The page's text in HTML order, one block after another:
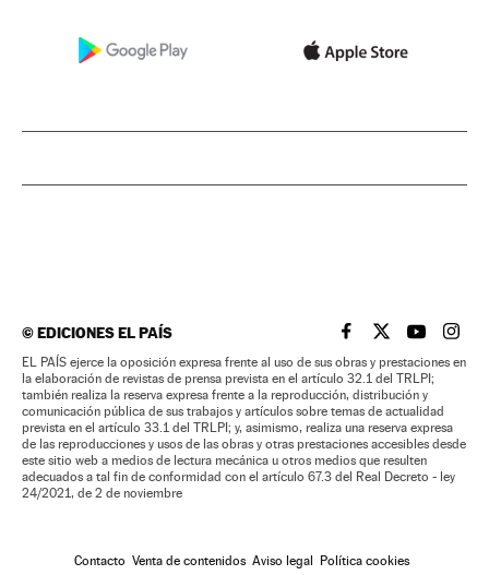
©EDICIONES EL PAÍS EL PAÍS BRASIL EN
EL PAÍSEL PAÍS
EL
EL PAÍS ejerce la oposición expresa frente al uso de sus obras y prestaciones en
la elaboración de revistas de prensa prevista en el artículo 32.1 del TRLPI;
también realiza la reserva expresa frente a la reproducción, distribución y
comunicación pública de sus trabajos y artículos sobre temas de actualidad
prevista en el artículo 33.1 del TRLPI; y, asimismo, realiza una reserva expresa
de las reproducciones y usos de las obras y otras prestaciones accesibles desde
este sitio web a medios de lectura mecánica u otros medios que resulten
adecuados a tal fin de conformidad con el artículo 67.3 del Real Decreto - ley
24/2021, de 2 de noviembre
Contacto Venta de contenidos Aviso legal Política cookies